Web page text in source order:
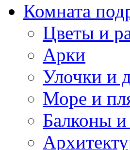
Комната
Цветы и
Арки
Улочки и
Море и
Балконы